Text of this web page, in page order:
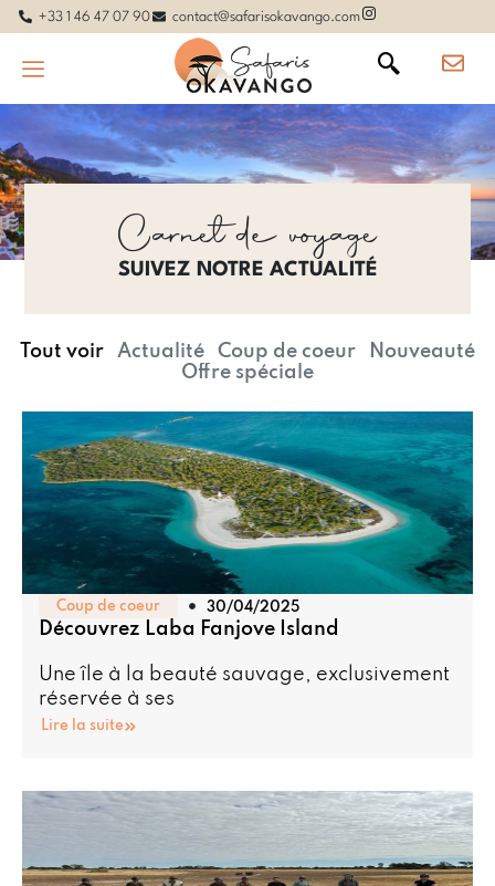
+33 1 46 47 07 90 contact@safarisokavango.com
Carnet de voyage
SUIVEZ NOTRE ACTUALITÉ
Actualité Coup de coeur
Nouveauté
Offre spéciale
Tout voir
Coup de coeur 30/04/2025
Découvrez Laba Fanjove Island
Une île à la beauté sauvage, exclusivement
réservée à ses
Lire la suite